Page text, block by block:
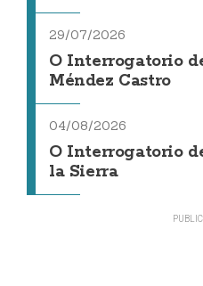
29/07/2026
O Interrogatorio
Méndez Castro
04/08/2026
O Interrogatorio
la Sierra